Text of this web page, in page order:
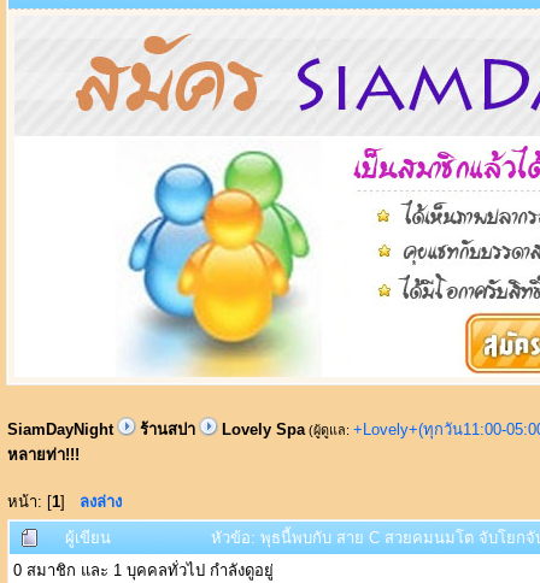
SiamDayNight ร้านสปา Lovely Spa (ผู้ดูแล: +Lovely+(ทุกวัน11:00-
หลายท่า!!!
หน้า: [1] ลงล่าง
ผู้เขียน
หัวข้อ: พุธนี้พบกับ สาย C สวยคมนมโต จับโยกจั
0 สมาชิก และ 1 บุคคลทั่วไป กำลังดูอยู่